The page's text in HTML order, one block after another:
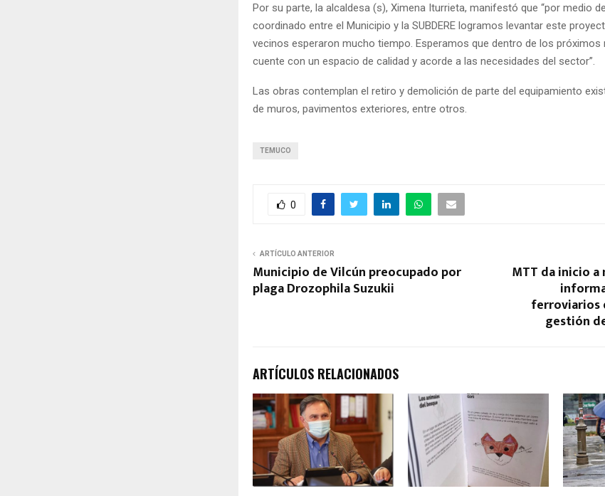
Por su parte, la alcaldesa (s), Ximena Iturrieta, manifestó que “por medio
coordinado entre el Municipio y la SUBDERE logramos levantar este
vecinos esperaron mucho tiempo. Esperamos que dentro de los próximos
cuente con un espacio de calidad y acorde a las necesidades del sector”.
Las obras contemplan el retiro y demolición de parte del equipamiento
de muros, pavimentos exteriores, entre otros.
TEMUCO
0
ARTÍCULO ANTERIOR
Municipio de Vilcún preocupado por
plaga Drozophila Suzukii
MTT da inicio
ferroviarios
gestión
ARTÍCULOS RELACIONADOS